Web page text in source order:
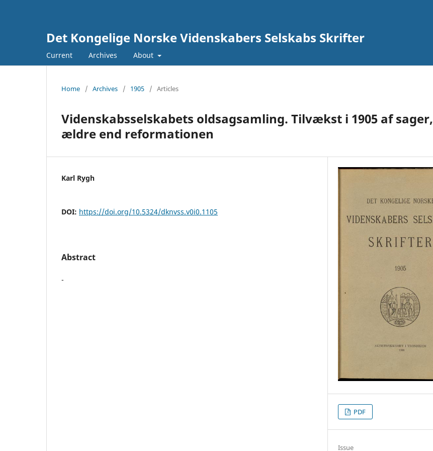
Det Kongelige Norske Videnskabers Selskabs Skrifter
Current Archives About
Home / Archives / 1905 / Articles
Videnskabsselskabets oldsagsamling. Tilvækst i 1905 af sager,
ældre end reformationen
Karl Rygh
DOI: https://doi.org/10.5324/dknvss.v0i0.1105
Abstract
-
PDF
Issue